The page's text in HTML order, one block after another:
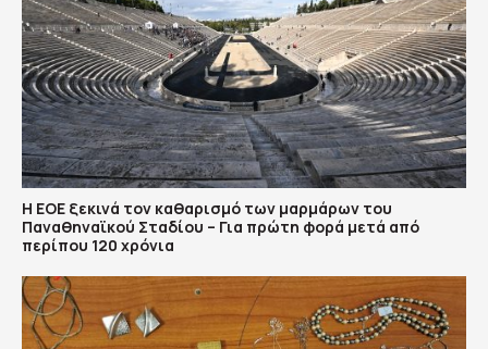
Η ΕΟΕ ξεκινά τον καθαρισμό των μαρμάρων του
Παναθηναϊκού Σταδίου – Για πρώτη φορά μετά από
περίπου 120 χρόνια